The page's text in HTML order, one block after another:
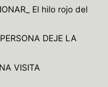
El hilo rojo del
DEJE LA
VISITA